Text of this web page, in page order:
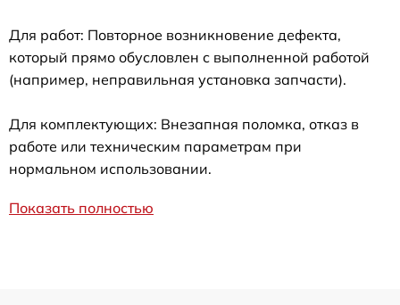
Для работ: Повторное возникновение дефекта,
который прямо обусловлен с выполненной работой
(например, неправильная установка запчасти).
Для комплектующих: Внезапная поломка, отказ в
работе или техническим параметрам при
нормальном использовании.
Показать полностью